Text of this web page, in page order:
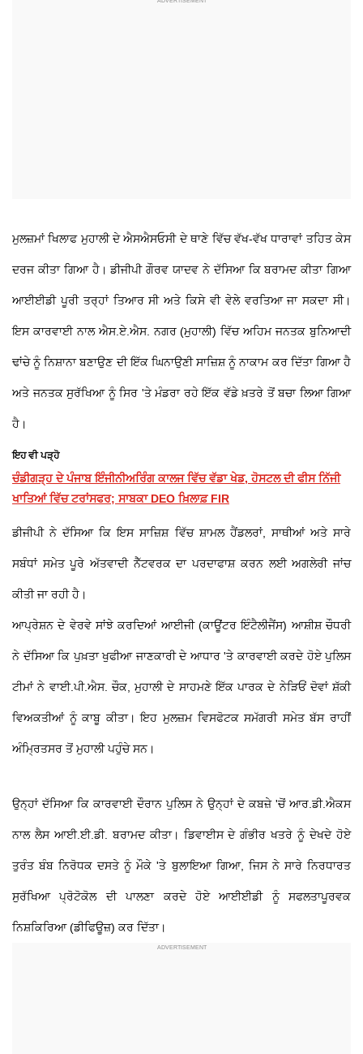
ਮੁਲਜ਼ਮਾਂ ਖਿਲਾਫ ਮੁਹਾਲੀ ਦੇ ਐਸਐਸਓਸੀ ਦੇ ਥਾਣੇ ਵਿੱਚ ਵੱਖ-ਵੱਖ ਧਾਰਾਵਾਂ ਤਹਿਤ ਕੇਸ
ਦਰਜ ਕੀਤਾ ਗਿਆ ਹੈ। ਡੀਜੀਪੀ ਗੌਰਵ ਯਾਦਵ ਨੇ ਦੱਸਿਆ ਕਿ ਬਰਾਮਦ ਕੀਤਾ ਗਿਆ
ਆਈਈਡੀ ਪੂਰੀ ਤਰ੍ਹਾਂ ਤਿਆਰ ਸੀ ਅਤੇ ਕਿਸੇ ਵੀ ਵੇਲੇ ਵਰਤਿਆ ਜਾ ਸਕਦਾ ਸੀ।
ਇਸ ਕਾਰਵਾਈ ਨਾਲ ਐਸ.ਏ.ਐਸ. ਨਗਰ (ਮੁਹਾਲੀ) ਵਿੱਚ ਅਹਿਮ ਜਨਤਕ ਬੁਨਿਆਦੀ
ਢਾਂਚੇ ਨੂੰ ਨਿਸ਼ਾਨਾ ਬਣਾਉਣ ਦੀ ਇੱਕ ਘਿਨਾਉਣੀ ਸਾਜ਼ਿਸ਼ ਨੂੰ ਨਾਕਾਮ ਕਰ ਦਿੱਤਾ ਗਿਆ ਹੈ
ਅਤੇ ਜਨਤਕ ਸੁਰੱਖਿਆ ਨੂੰ ਸਿਰ 'ਤੇ ਮੰਡਰਾ ਰਹੇ ਇੱਕ ਵੱਡੇ ਖ਼ਤਰੇ ਤੋਂ ਬਚਾ ਲਿਆ ਗਿਆ
ਹੈ।
ਇਹ ਵੀ ਪੜ੍ਹੋ
ਚੰਡੀਗੜ੍ਹ ਦੇ ਪੰਜਾਬ ਇੰਜੀਨੀਅਰਿੰਗ ਕਾਲਜ ਵਿੱਚ ਵੱਡਾ ਖੇਡ, ਹੋਸਟਲ ਦੀ ਫੀਸ ਨਿੱਜੀ
ਖਾਤਿਆਂ ਵਿੱਚ ਟਰਾਂਸਫਰ; ਸਾਬਕਾ DEO ਖ਼ਿਲਾਫ਼ FIR
ਡੀਜੀਪੀ ਨੇ ਦੱਸਿਆ ਕਿ ਇਸ ਸਾਜ਼ਿਸ਼ ਵਿੱਚ ਸ਼ਾਮਲ ਹੈਂਡਲਰਾਂ, ਸਾਥੀਆਂ ਅਤੇ ਸਾਰੇ
ਸਬੰਧਾਂ ਸਮੇਤ ਪੂਰੇ ਅੱਤਵਾਦੀ ਨੈੱਟਵਰਕ ਦਾ ਪਰਦਾਫਾਸ਼ ਕਰਨ ਲਈ ਅਗਲੇਰੀ ਜਾਂਚ
ਕੀਤੀ ਜਾ ਰਹੀ ਹੈ।
ਆਪ੍ਰੇਸ਼ਨ ਦੇ ਵੇਰਵੇ ਸਾਂਝੇ ਕਰਦਿਆਂ ਆਈਜੀ (ਕਾਊਂਟਰ ਇੰਟੈਲੀਜੈਂਸ) ਆਸ਼ੀਸ਼ ਚੌਧਰੀ
ਨੇ ਦੱਸਿਆ ਕਿ ਪੁਖ਼ਤਾ ਖੁਫੀਆ ਜਾਣਕਾਰੀ ਦੇ ਆਧਾਰ 'ਤੇ ਕਾਰਵਾਈ ਕਰਦੇ ਹੋਏ ਪੁਲਿਸ
ਟੀਮਾਂ ਨੇ ਵਾਈ.ਪੀ.ਐਸ. ਚੌਕ, ਮੁਹਾਲੀ ਦੇ ਸਾਹਮਣੇ ਇੱਕ ਪਾਰਕ ਦੇ ਨੇੜਿਓਂ ਦੋਵਾਂ ਸ਼ੱਕੀ
ਵਿਅਕਤੀਆਂ ਨੂੰ ਕਾਬੂ ਕੀਤਾ। ਇਹ ਮੁਲਜ਼ਮ ਵਿਸਫੋਟਕ ਸਮੱਗਰੀ ਸਮੇਤ ਬੱਸ ਰਾਹੀਂ
ਅੰਮ੍ਰਿਤਸਰ ਤੋਂ ਮੁਹਾਲੀ ਪਹੁੰਚੇ ਸਨ।
ਉਨ੍ਹਾਂ ਦੱਸਿਆ ਕਿ ਕਾਰਵਾਈ ਦੌਰਾਨ ਪੁਲਿਸ ਨੇ ਉਨ੍ਹਾਂ ਦੇ ਕਬਜ਼ੇ 'ਚੋਂ ਆਰ.ਡੀ.ਐਕਸ
ਨਾਲ ਲੈਸ ਆਈ.ਈ.ਡੀ. ਬਰਾਮਦ ਕੀਤਾ। ਡਿਵਾਈਸ ਦੇ ਗੰਭੀਰ ਖਤਰੇ ਨੂੰ ਦੇਖਦੇ ਹੋਏ
ਤੁਰੰਤ ਬੰਬ ਨਿਰੋਧਕ ਦਸਤੇ ਨੂੰ ਮੌਕੇ 'ਤੇ ਬੁਲਾਇਆ ਗਿਆ, ਜਿਸ ਨੇ ਸਾਰੇ ਨਿਰਧਾਰਤ
ਸੁਰੱਖਿਆ ਪ੍ਰੋਟੋਕੋਲ ਦੀ ਪਾਲਣਾ ਕਰਦੇ ਹੋਏ ਆਈਈਡੀ ਨੂੰ ਸਫਲਤਾਪੂਰਵਕ
ਨਿਸ਼ਕਿਰਿਆ (ਡੀਫਿਊਜ਼) ਕਰ ਦਿੱਤਾ।